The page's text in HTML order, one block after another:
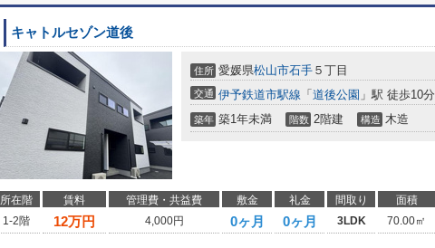
キャトルセゾン道後
住所 愛媛県松山市石手 ５丁目
交通 伊予鉄道市駅線 「 道後公園 」駅 徒歩10分
築年 築1年未満 階数 2階建 構造 木造
所在階 賃料 管理費・共益費 敷金 礼金 間取り 面積
1-2階
12万円 4,000円 0ヶ月 0ヶ月 3LDK 70.00㎡